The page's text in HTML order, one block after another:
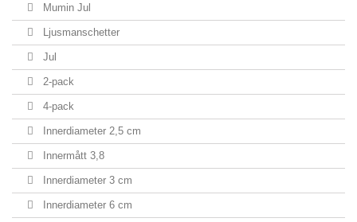
Mumin Jul
Ljusmanschetter
Jul
2-pack
4-pack
Innerdiameter 2,5 cm
Innermått 3,8
Innerdiameter 3 cm
Innerdiameter 6 cm